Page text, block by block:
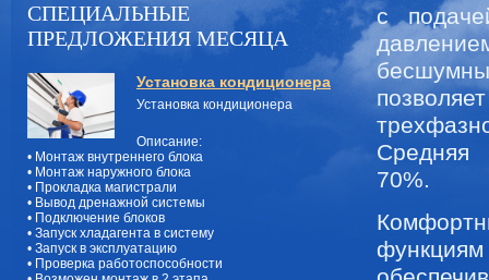
СПЕЦИАЛЬНЫЕ
ПРЕДЛОЖЕНИЯ МЕСЯЦА
Установка кондиционера
Установка кондиционера
Описание:
• Монтаж внутреннего блока
• Монтаж наружного блока
• Прокладка магистрали
• Вывод дренажной системы
• Подключение блоков
• Запуск хладагента в систему
• Запуск в эксплуатацию
• Проверка работоспособности
с
Средняя
70%.